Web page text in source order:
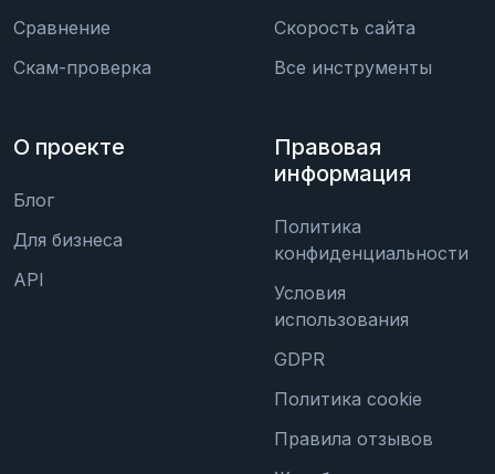
Сравнение
Скам-проверка
Скорость сайта
Все инструменты
О проекте
Блог
Для бизнеса
API
Правовая
информация
Политика
конфиденциальности
Условия
использования
GDPR
Политика cookie
Правила отзывов